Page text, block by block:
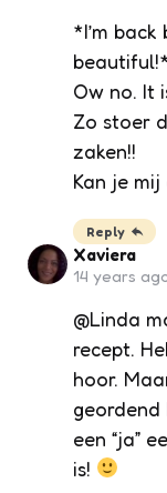
*I’m back
Ow no. It
Zo stoer
zaken!!
Kan je
Reply
Xaviera
14 years
@Linda
recept.
hoor.
een “ja”
is!